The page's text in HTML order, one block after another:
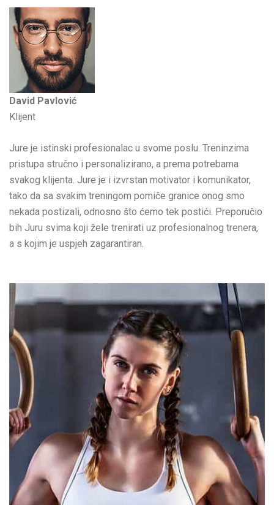
David Pavlović
Klijent
Jure je istinski profesionalac u svome poslu. Treninzima
pristupa stručno i personalizirano, a prema potrebama
svakog klijenta. Jure je i izvrstan motivator i komunikator,
tako da sa svakim treningom pomiče granice onog smo
nekada postizali, odnosno što ćemo tek postići. Preporučio
bih Juru svima koji žele trenirati uz profesionalnog trenera,
a s kojim je uspjeh zagarantiran.